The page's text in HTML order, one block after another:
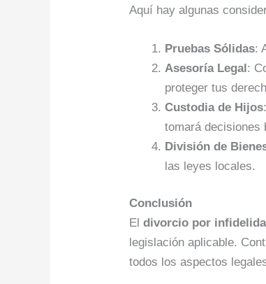
Aquí hay algunas
Pruebas Sólidas:
Asesoría Legal:
proteger tus
Custodia de Hijos
tomará decisiones
División de
las leyes locales.
Conclusión
Eldivorcio por
legislación aplicable.
todos los aspectos